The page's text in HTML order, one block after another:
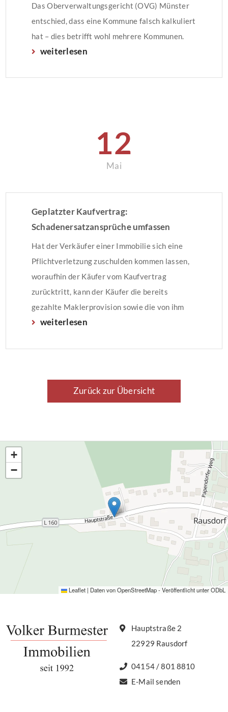
Das Oberverwaltungsgericht (OVG) Münster
entschied, dass eine Kommune falsch kalkuliert
hat – dies betrifft wohl mehrere Kommunen.
weiterlesen
12
Mai
Geplatzter Kaufvertrag:
Schadenersatzansprüche umfassen
Maklerprovision
Hat der Verkäufer einer Immobilie sich eine
Pflichtverletzung zuschulden kommen lassen,
woraufhin der Käufer vom Kaufvertrag
zurücktritt, kann der Käufer die bereits
gezahlte Maklerprovision sowie die von ihm
entrichtete Grunderwerbssteuer als
weiterlesen
Zurück zur Übersicht
+
−
Leaflet | Daten vonOpenStreetMap- Veröffentlicht unterODbL
Hauptstraße 2
22929 Rausdorf
04154 / 801 8810
E-Mail senden